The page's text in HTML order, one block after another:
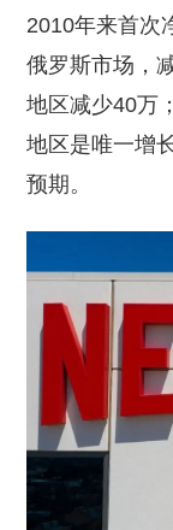
2010年来首次
俄罗斯市场，
地区减少40万
地区是唯一增
预期。